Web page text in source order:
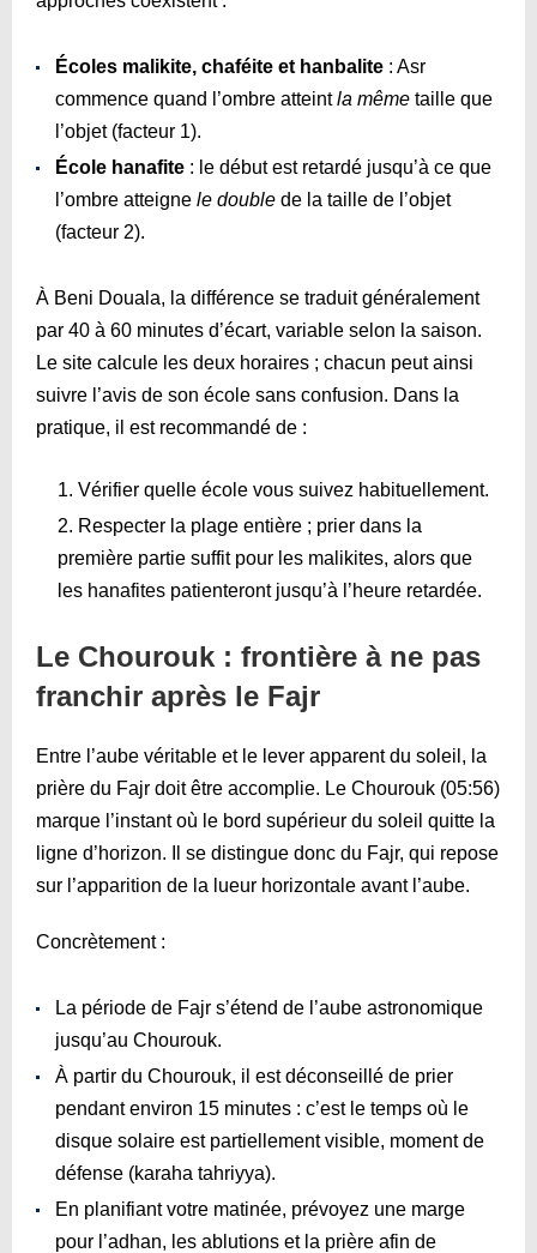
Écoles malikite, chaféite et hanbalite : Asr
commence quand l’ombre atteintla même taille que
l’objet (facteur 1).
École hanafite : le début est retardé jusqu’à ce que
l’ombre atteigne le double de la taille de l’objet
(facteur 2).
À Beni Douala, la différence se traduit généralement
par 40 à 60 minutes d’écart, variable selon la saison.
Le site calcule les deux horaires ; chacun peut ainsi
suivre l’avis de son école sans confusion. Dans la
pratique, il est recommandé de :
Vérifier quelle école vous suivez habituellement.
Respecter la plage entière ; prier dans la
première partie suffit pour les malikites, alors que
les hanafites patienteront jusqu’à l’heure retardée.
Le Chourouk : frontière à ne pas
franchir après le Fajr
Entre l’aube véritable et le lever apparent du soleil, la
prière du Fajr doit être accomplie. Le Chourouk (05:56)
marque l’instant où le bord supérieur du soleil quitte la
ligne d’horizon. Il se distingue donc du Fajr, qui repose
sur l’apparition de la lueur horizontale avant l’aube.
Concrètement :
La période de Fajr s’étend de l’aube astronomique
jusqu’au Chourouk.
À partir du Chourouk, il est déconseillé de prier
pendant environ 15 minutes : c’est le temps où le
disque solaire est partiellement visible, moment de
défense (karaha tahriyya).
En planifiant votre matinée, prévoyez une marge
pour l’adhan, les ablutions et la prière afin de